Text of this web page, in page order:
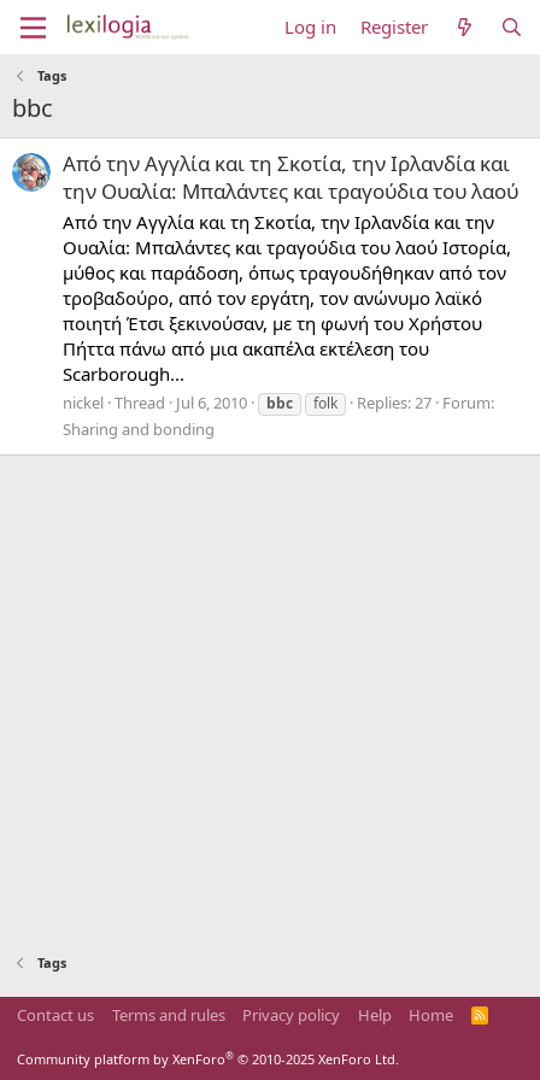
Log in Register
Tags
bbc
Από την Αγγλία και τη Σκοτία, την Ιρλανδία και
την Ουαλία: Μπαλάντες και τραγούδια του λαού
Από την Αγγλία και τη Σκοτία, την Ιρλανδία και την
Ουαλία: Μπαλάντες και τραγούδια του λαού Ιστορία,
μύθος και παράδοση, όπως τραγουδήθηκαν από τον
τροβαδούρο, από τον εργάτη, τον ανώνυμο λαϊκό
ποιητή Έτσι ξεκινούσαν, με τη φωνή του Χρήστου
Πήττα πάνω από μια ακαπέλα εκτέλεση του
Scarborough...
nickel Thread Jul 6, 2010 bbc folk Replies: 27 Forum:
Sharing and bonding
Tags
Contact us Terms and rules Privacy policy Help Home
R
Community platform by XenForo® © 2010-2025 XenForo Ltd.